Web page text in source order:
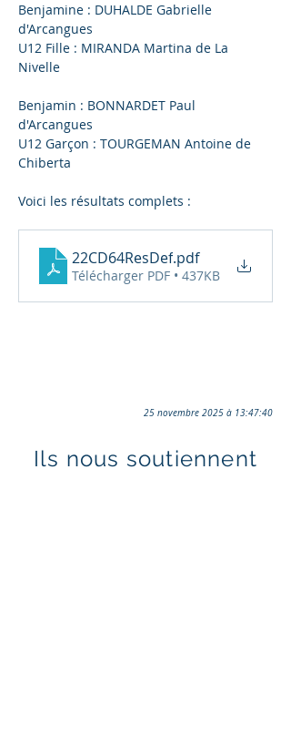
Benjamine : DUHALDE Gabrielle
d'Arcangues
U12 Fille : MIRANDA Martina de La
Nivelle
Benjamin : BONNARDET Paul
d'Arcangues
U12 Garçon : TOURGEMAN Antoine de
Chiberta
Voici les résultats complets :
22CD64ResDef.pdf
Télécharger PDF • 437KB
25 novembre 2025 à 13:47:40
Ils nous soutiennent